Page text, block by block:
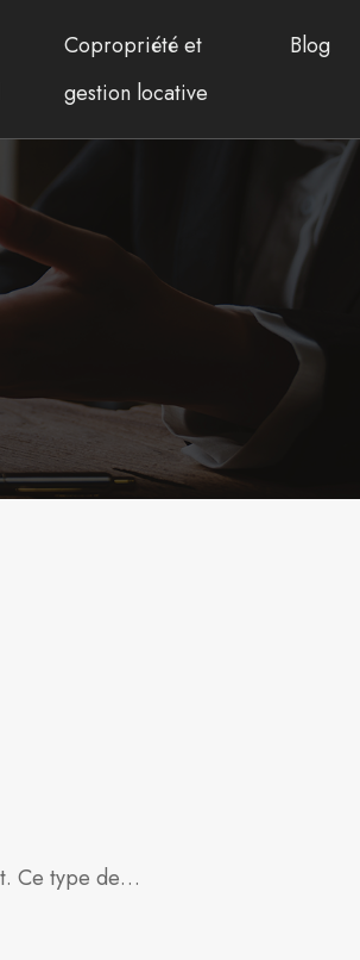
Copropriété et
gestion locative
Blog
Ce type de…